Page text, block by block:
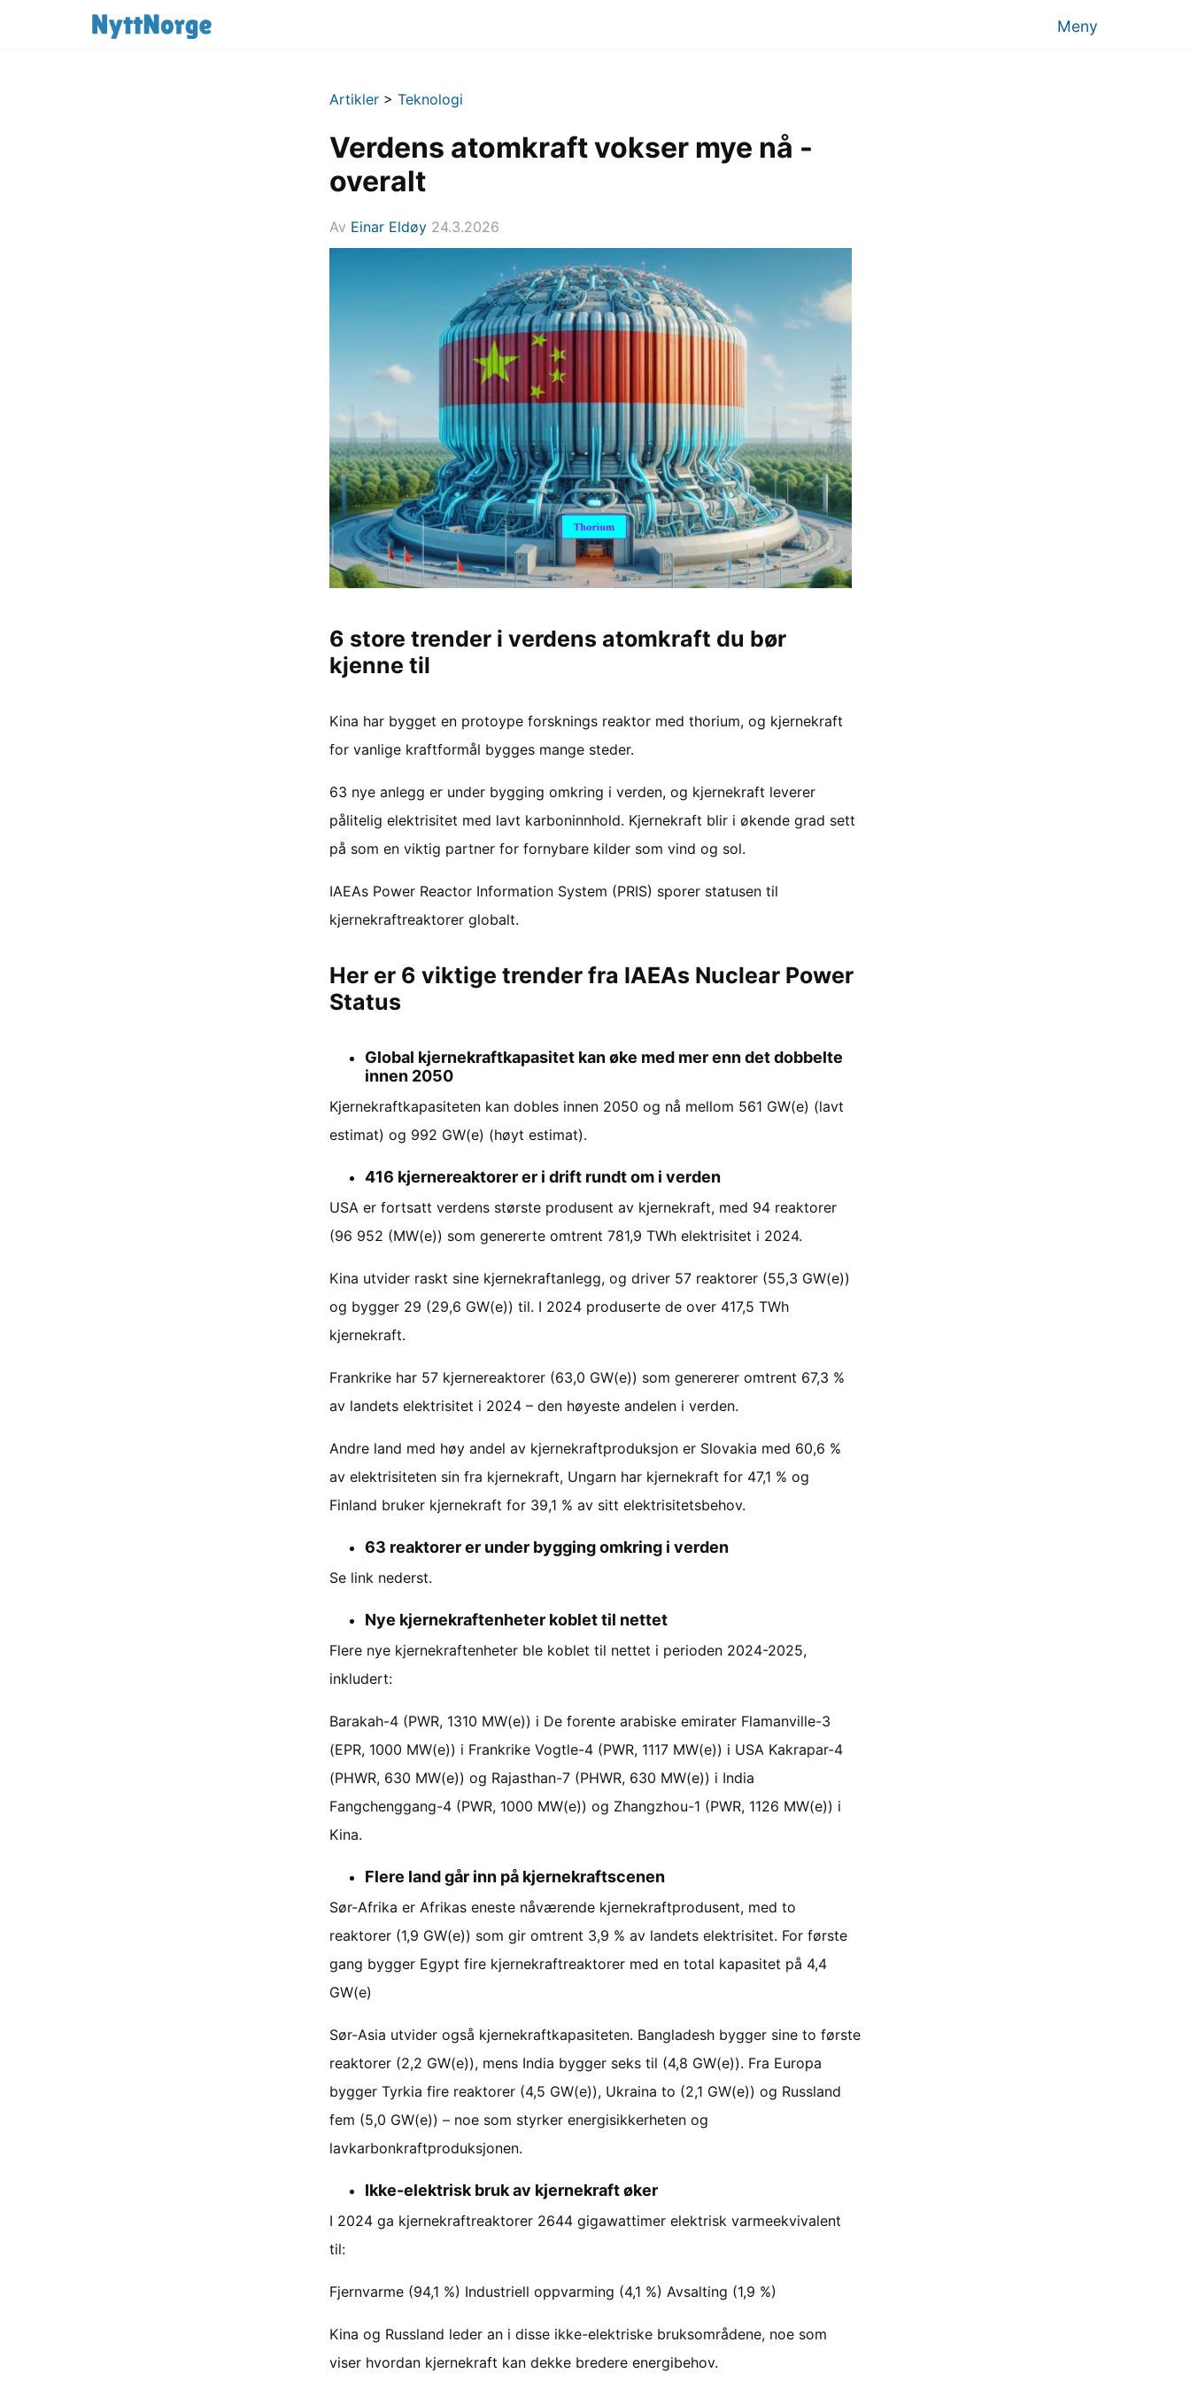
Meny
Artikler > Teknologi
Verdens atomkraft vokser mye nå -
overalt
Av Einar Eldøy 24.3.2026
6 store trender i verdens atomkraft du bør
kjenne til
Kina har bygget en protoype forsknings reaktor med thorium, og kjernekraft
for vanlige kraftformål bygges mange steder.
63 nye anlegg er under bygging omkring i verden, og kjernekraft leverer
pålitelig elektrisitet med lavt karboninnhold. Kjernekraft blir i økende grad sett
på som en viktig partner for fornybare kilder som vind og sol.
IAEAs Power Reactor Information System (PRIS) sporer statusen til
kjernekraftreaktorer globalt.
Her er 6 viktige trender fra IAEAs Nuclear Power
Status
Global kjernekraftkapasitet kan øke med mer enn det dobbelte
innen 2050
Kjernekraftkapasiteten kan dobles innen 2050 og nå mellom 561 GW(e) (lavt
estimat) og 992 GW(e) (høyt estimat).
416 kjernereaktorer er i drift rundt om i verden
USA er fortsatt verdens største produsent av kjernekraft, med 94 reaktorer
(96 952 (MW(e)) som genererte omtrent 781,9 TWh elektrisitet i 2024.
Kina utvider raskt sine kjernekraftanlegg, og driver 57 reaktorer (55,3 GW(e))
og bygger 29 (29,6 GW(e)) til. I 2024 produserte de over 417,5 TWh
kjernekraft.
Frankrike har 57 kjernereaktorer (63,0 GW(e)) som genererer omtrent 67,3 %
av landets elektrisitet i 2024 – den høyeste andelen i verden.
Andre land med høy andel av kjernekraftproduksjon er Slovakia med 60,6 %
av elektrisiteten sin fra kjernekraft, Ungarn har kjernekraft for 47,1 % og
Finland bruker kjernekraft for 39,1 % av sitt elektrisitetsbehov.
63 reaktorer er under bygging omkring i verden
Se link nederst.
Nye kjernekraftenheter koblet til nettet
Flere nye kjernekraftenheter ble koblet til nettet i perioden 2024-2025,
inkludert:
Barakah-4 (PWR, 1310 MW(e)) i De forente arabiske emirater Flamanville-3
(EPR, 1000 MW(e)) i Frankrike Vogtle-4 (PWR, 1117 MW(e)) i USA Kakrapar-4
(PHWR, 630 MW(e)) og Rajasthan-7 (PHWR, 630 MW(e)) i India
Fangchenggang-4 (PWR, 1000 MW(e)) og Zhangzhou-1 (PWR, 1126 MW(e)) i
Kina.
Flere land går inn på kjernekraftscenen
Sør-Afrika er Afrikas eneste nåværende kjernekraftprodusent, med to
reaktorer (1,9 GW(e)) som gir omtrent 3,9 % av landets elektrisitet. For første
gang bygger Egypt fire kjernekraftreaktorer med en total kapasitet på 4,4
GW(e)
Sør-Asia utvider også kjernekraftkapasiteten. Bangladesh bygger sine to første
reaktorer (2,2 GW(e)), mens India bygger seks til (4,8 GW(e)). Fra Europa
bygger Tyrkia fire reaktorer (4,5 GW(e)), Ukraina to (2,1 GW(e)) og Russland
fem (5,0 GW(e)) – noe som styrker energisikkerheten og
lavkarbonkraftproduksjonen.
Ikke-elektrisk bruk av kjernekraft øker
I 2024 ga kjernekraftreaktorer 2644 gigawattimer elektrisk varmeekvivalent
til:
Fjernvarme (94,1 %) Industriell oppvarming (4,1 %) Avsalting (1,9 %)
Kina og Russland leder an i disse ikke-elektriske bruksområdene, noe som
viser hvordan kjernekraft kan dekke bredere energibehov.